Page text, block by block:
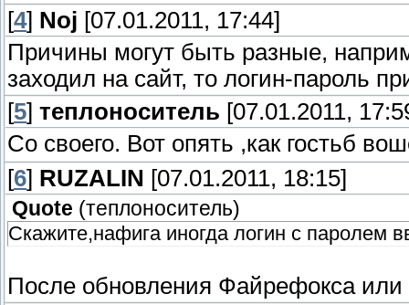
[4] Noj [07.01.2011, 17:44]
Причины могут быть разные,
заходил на сайт, то логин-пароль
[5] теплоноситель [07.01.2011,
Со своего. Вот опять ,как гостьб
[6] RUZALIN [07.01.2011, 18:15]
Quote (теплоноситель)
Скажите,нафига иногда логин с паролем
После обновления Файрефокса